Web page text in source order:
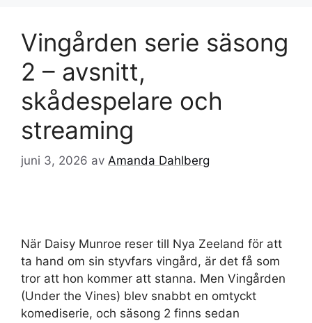
Vingården serie säsong
2 – avsnitt,
skådespelare och
streaming
juni 3, 2026 av Amanda Dahlberg
När Daisy Munroe reser till Nya Zeeland för att
ta hand om sin styvfars vingård, är det få som
tror att hon kommer att stanna. Men Vingården
(Under the Vines) blev snabbt en omtyckt
komediserie, och säsong 2 finns sedan